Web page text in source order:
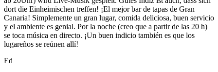
dort die Einheimischen treffen! ¡El mejor bar de tapas de Gran
Canaria! Simplemente un gran lugar, comida deliciosa, buen servicio
y el ambiente es genial. Por la noche (creo que a partir de las 20 h)
se toca música en directo. ¡Un buen indicio también es que los
lugareños se reúnen allí!
Ed